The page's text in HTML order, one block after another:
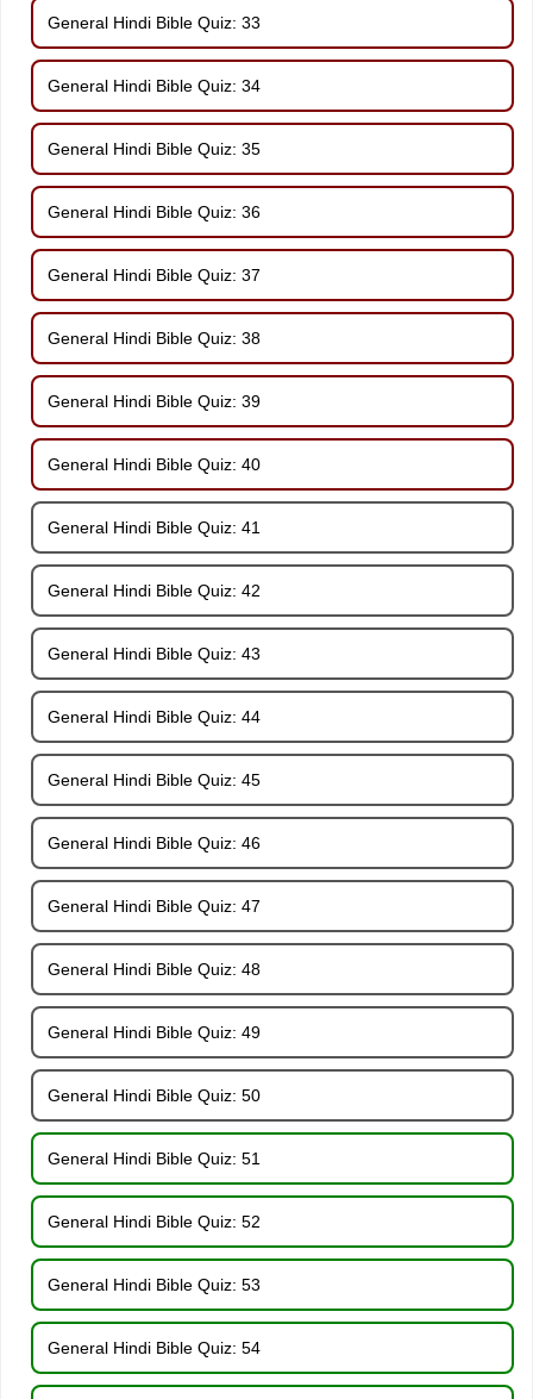
General Hindi Bible Quiz: 33
General Hindi Bible Quiz: 34
General Hindi Bible Quiz: 35
General Hindi Bible Quiz: 36
General Hindi Bible Quiz: 37
General Hindi Bible Quiz: 38
General Hindi Bible Quiz: 39
General Hindi Bible Quiz: 40
General Hindi Bible Quiz: 41
General Hindi Bible Quiz: 42
General Hindi Bible Quiz: 43
General Hindi Bible Quiz: 44
General Hindi Bible Quiz: 45
General Hindi Bible Quiz: 46
General Hindi Bible Quiz: 47
General Hindi Bible Quiz: 48
General Hindi Bible Quiz: 49
General Hindi Bible Quiz: 50
General Hindi Bible Quiz: 51
General Hindi Bible Quiz: 52
General Hindi Bible Quiz: 53
General Hindi Bible Quiz: 54